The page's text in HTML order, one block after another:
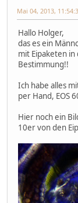
Mai 04, 2013,
Hallo Holger,
das es ein
mit Eipaketen
Bestimmung!!
Ich habe alles
per Hand, EOS
Hier noch ein
10er von den